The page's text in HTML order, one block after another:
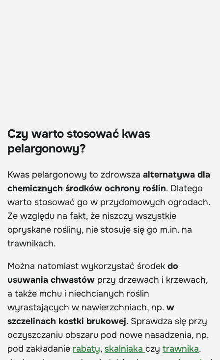
Czy warto stosować kwas
pelargonowy?
Kwas pelargonowy to zdrowsza alternatywa dla
chemicznych środków ochrony roślin. Dlatego
warto stosować go w przydomowych ogrodach.
Ze względu na fakt, że niszczy wszystkie
opryskane rośliny, nie stosuje się go m.in. na
trawnikach.
Można natomiast wykorzystać środek do
usuwania chwastów przy drzewach i krzewach,
a także mchu i niechcianych roślin
wyrastających w nawierzchniach, np. w
szczelinach kostki brukowej. Sprawdza się przy
oczyszczaniu obszaru pod nowe nasadzenia, np.
pod zakładanie rabaty, skalniaka czy trawnika.